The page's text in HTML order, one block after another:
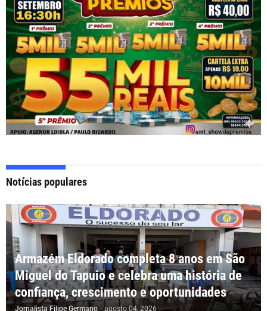
Notícias populares
Armazém Eldorado completa 8 anos em São
Miguel do Tapuio e celebra uma história de
confiança, crescimento e oportunidades
Jornalista Filipe Germano - agosto 04, 2026